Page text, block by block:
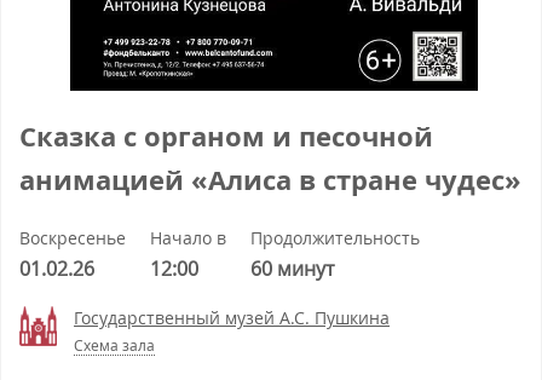
Сказка с органом и песочной
анимацией «Алиса в стране чудес»
Воскресенье
01.02.26
Начало в
12:00
Продолжительность
60 минут
Государственный музей А.С. Пушкина
Схема зала